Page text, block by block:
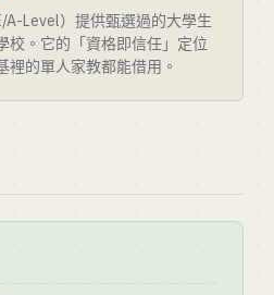
A-Level）提供甄選過的大學生
校。它的「資格即信任」定位
裡的單人家教都能借用。